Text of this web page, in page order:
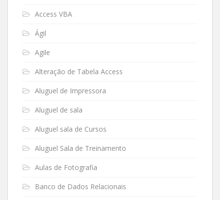
Access VBA
Ágil
Agile
Alteração de Tabela Access
Aluguel de Impressora
Aluguel de sala
Aluguel sala de Cursos
Aluguel Sala de Treinamento
Aulas de Fotografia
Banco de Dados Relacionais